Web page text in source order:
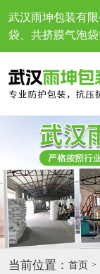
武汉雨坤包装有限
袋、共挤膜气泡
当前位置： 首页